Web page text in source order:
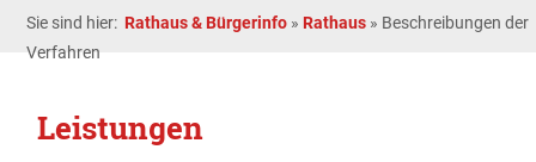
Sie sind hier: Rathaus & Bürgerinfo » Rathaus » Beschreibungen der
Verfahren
Leistungen